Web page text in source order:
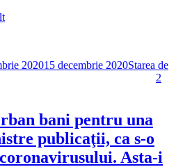
202015 decembrie 2020Starea de
2
bani pentru una
publicaţii, ca s-o
Asta-i